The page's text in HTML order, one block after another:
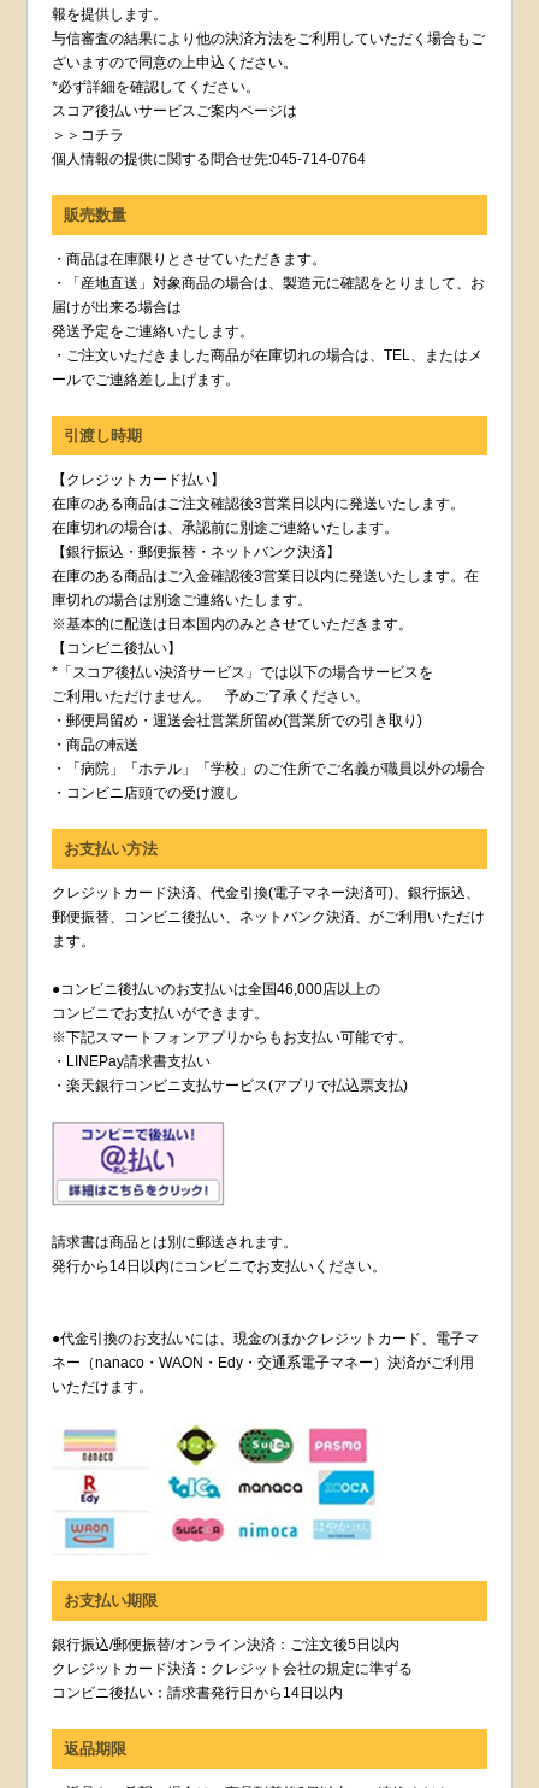
報を提供します。
与信審査の結果により他の決済方法をご利用していただく場合もご
ざいますので同意の上申込ください。
*必ず詳細を確認してください。
スコア後払いサービスご案内ページは
＞＞コチラ
個人情報の提供に関する問合せ先:045-714-0764
販売数量
・商品は在庫限りとさせていただきます。
・「産地直送」対象商品の場合は、製造元に確認をとりまして、お
届けが出来る場合は
発送予定をご連絡いたします。
・ご注文いただきました商品が在庫切れの場合は、TEL、またはメ
ールでご連絡差し上げます。
引渡し時期
【クレジットカード払い】
在庫のある商品はご注文確認後3営業日以内に発送いたします。
在庫切れの場合は、承認前に別途ご連絡いたします。
【銀行振込・郵便振替・ネットバンク決済】
在庫のある商品はご入金確認後3営業日以内に発送いたします。在
庫切れの場合は別途ご連絡いたします。
※基本的に配送は日本国内のみとさせていただきます。
【コンビニ後払い】
*「スコア後払い決済サービス」では以下の場合サービスを
ご利用いただけません。 予めご了承ください。
・郵便局留め・運送会社営業所留め(営業所での引き取り)
・商品の転送
・「病院」「ホテル」「学校」のご住所でご名義が職員以外の場合
・コンビニ店頭での受け渡し
お支払い方法
クレジットカード決済、代金引換(電子マネー決済可)、銀行振込、
郵便振替、コンビニ後払い、ネットバンク決済、がご利用いただけ
ます。
●コンビニ後払いのお支払いは全国46,000店以上の
コンビニでお支払いができます。
※下記スマートフォンアプリからもお支払い可能です。
・LINEPay請求書支払い
・楽天銀行コンビニ支払サービス(アプリで払込票支払)
請求書は商品とは別に郵送されます。
発行から14日以内にコンビニでお支払いください。
●代金引換のお支払いには、現金のほかクレジットカード、電子マ
ネー（nanaco・WAON・Edy・交通系電子マネー）決済がご利用
いただけます。
お支払い期限
銀行振込/郵便振替/オンライン決済：ご注文後5日以内
クレジットカード決済：クレジット会社の規定に準ずる
コンビニ後払い：請求書発行日から14日以内
返品期限